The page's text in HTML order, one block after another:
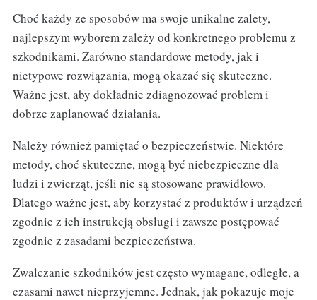
Choć każdy ze sposobów ma swoje unikalne zalety,
najlepszym wyborem zależy od konkretnego problemu z
szkodnikami. Zarówno standardowe metody, jak i
nietypowe rozwiązania, mogą okazać się skuteczne.
Ważne jest, aby dokładnie zdiagnozować problem i
dobrze zaplanować działania.
Należy również pamiętać o bezpieczeństwie. Niektóre
metody, choć skuteczne, mogą być niebezpieczne dla
ludzi i zwierząt, jeśli nie są stosowane prawidłowo.
Dlatego ważne jest, aby korzystać z produktów i urządzeń
zgodnie z ich instrukcją obsługi i zawsze postępować
zgodnie z zasadami bezpieczeństwa.
Zwalczanie szkodników jest często wymagane, odległe, a
czasami nawet nieprzyjemne. Jednak, jak pokazuje moje